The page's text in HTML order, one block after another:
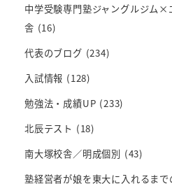
中学受験専門塾ジャングルジム×
舎 (16)
代表のブログ (234)
入試情報 (128)
勉強法・成績UP (233)
北辰テスト (18)
南大塚校舎／明成個別 (43)
塾経営者が娘を東大に入れるまで